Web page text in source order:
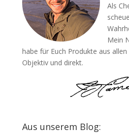
Als
Mein
habe für Euch Produkte aus
Objektiv und direkt.
Aus unserem Blog: